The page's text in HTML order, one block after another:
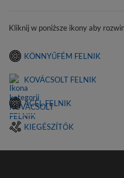
Kliknij w poniższe ikony aby
KÖNNYŰFÉM FELNIK
KOVÁCSOLT FELNIK
ACÉL FELNIK
KIEGÉSZÍTŐK